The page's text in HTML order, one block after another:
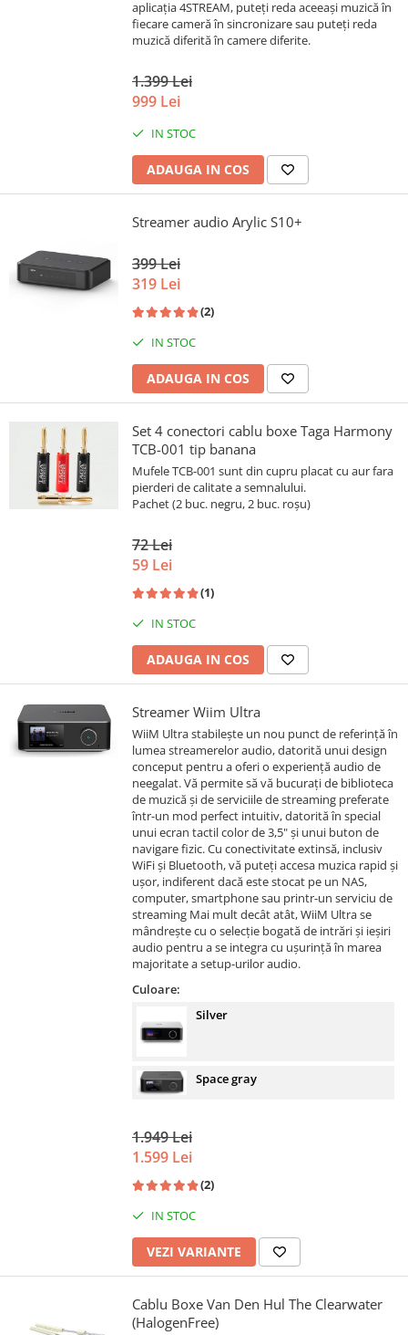
aplicația 4STREAM, puteți reda aceeași muzică în
fiecare cameră în sincronizare sau puteți reda
muzică diferită în camere diferite.
1.399 Lei
999 Lei
IN STOC
ADAUGA IN COS
Streamer audio Arylic S10+
399 Lei
319 Lei
(2)
IN STOC
ADAUGA IN COS
Set 4 conectori cablu boxe Taga Harmony
TCB-001 tip banana
Mufele TCB-001 sunt din cupru placat cu aur fara
pierderi de calitate a semnalului.
Pachet (2 buc. negru, 2 buc. roșu)
72 Lei
59 Lei
(1)
IN STOC
ADAUGA IN COS
Streamer Wiim Ultra
WiiM Ultra stabilește un nou punct de referință în
lumea streamerelor audio, datorită unui design
conceput pentru a oferi o experiență audio de
neegalat. Vă permite să vă bucurați de biblioteca
de muzică și de serviciile de streaming preferate
într-un mod perfect intuitiv, datorită în special
unui ecran tactil color de 3,5" și unui buton de
navigare fizic. Cu conectivitate extinsă, inclusiv
WiFi și Bluetooth, vă puteți accesa muzica rapid și
ușor, indiferent dacă este stocat pe un NAS,
computer, smartphone sau printr-un serviciu de
streaming Mai mult decât atât, WiiM Ultra se
mândrește cu o selecție bogată de intrări și ieșiri
audio pentru a se integra cu ușurință în marea
majoritate a setup-urilor audio.
Culoare:
Silver
Space gray
1.949 Lei
1.599 Lei
(2)
IN STOC
VEZI VARIANTE
Cablu Boxe Van Den Hul The Clearwater
(HalogenFree)